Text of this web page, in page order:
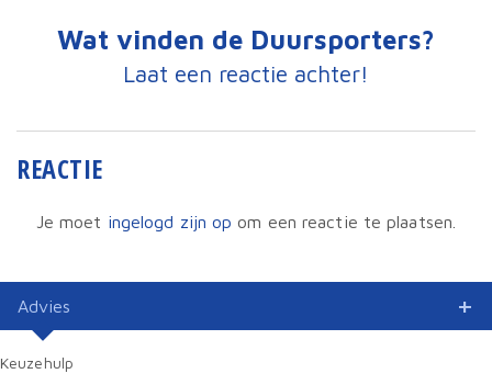
Wat vinden de Duursporters?
Laat een reactie achter!
REACTIE
Je moet ingelogd zijn op om een reactie te plaatsen.
Advies
Keuzehulp